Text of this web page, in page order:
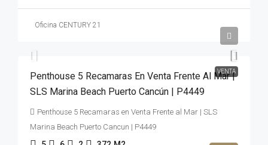
Oficina CENTURY 21
VENTA
Penthouse 5 Recamaras En Venta Frente Al Mar |
SLS Marina Beach Puerto Cancún | P4449
Penthouse 5 Recamaras en Venta Frente al Mar | SLS
Marina Beach Puerto Cancun | P4449